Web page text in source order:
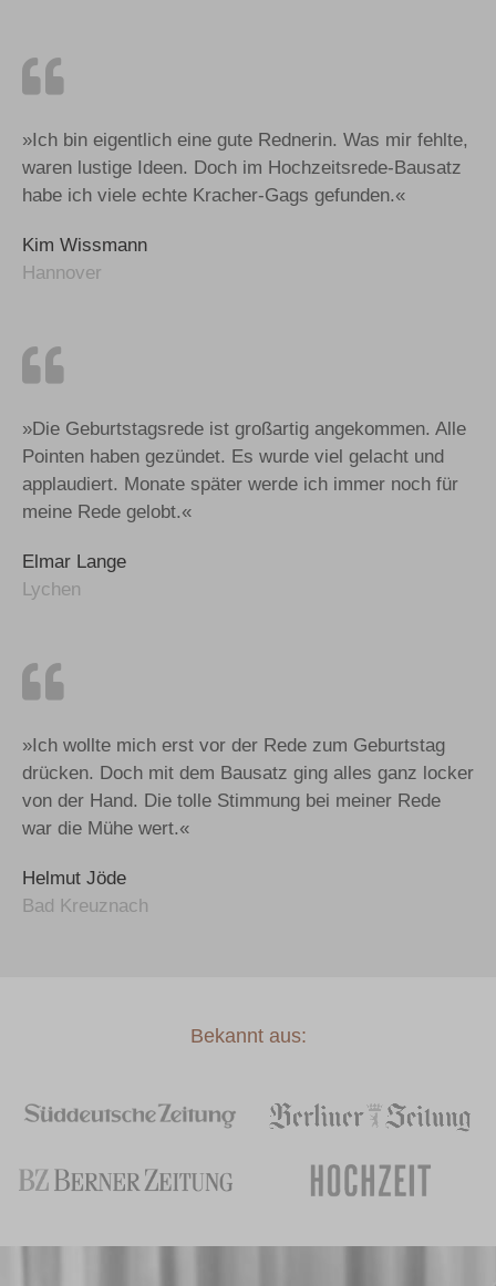
»Ich bin eigentlich eine gute Rednerin. Was mir fehlte,
waren lustige Ideen. Doch im Hochzeitsrede-Bausatz
habe ich viele echte Kracher-Gags gefunden.«
Kim Wissmann
Hannover
»Die Geburtstagsrede ist großartig angekommen. Alle
Pointen haben gezündet. Es wurde viel gelacht und
applaudiert. Monate später werde ich immer noch für
meine Rede gelobt.«
Elmar Lange
Lychen
»Ich wollte mich erst vor der Rede zum Geburtstag
drücken. Doch mit dem Bausatz ging alles ganz locker
von der Hand. Die tolle Stimmung bei meiner Rede
war die Mühe wert.«
Helmut Jöde
Bad Kreuznach
Bekannt aus: